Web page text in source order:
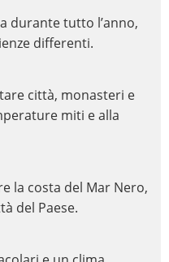
durante tutto l’anno,
differenti.
città, monasteri e
miti e alla
la costa del Mar Nero,
del Paese.